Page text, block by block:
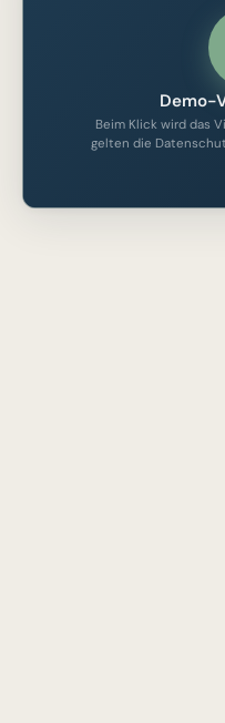
Demo-
Beim Klick wird das
gelten die